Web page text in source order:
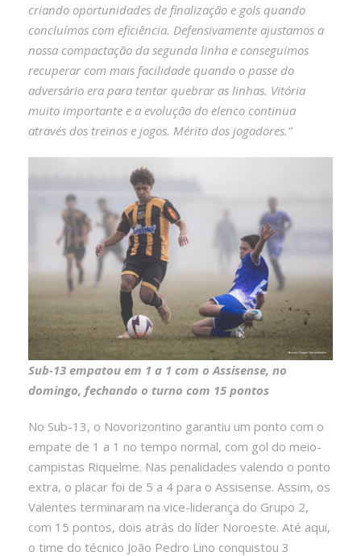
criando oportunidades de finalização e gols quando
concluímos com eficiência. Defensivamente ajustamos a
nossa compactação da segunda linha e conseguimos
recuperar com mais facilidade quando o passe do
adversário era para tentar quebrar as linhas. Vitória
muito importante e a evolução do elenco continua
através dos treinos e jogos. Mérito dos jogadores.”
Sub-13 empatou em 1 a 1 com o Assisense, no
domingo, fechando o turno com 15 pontos
No Sub-13, o Novorizontino garantiu um ponto com o
empate de 1 a 1 no tempo normal, com gol do meio-
campistas Riquelme. Nas penalidades valendo o ponto
extra, o placar foi de 5 a 4 para o Assisense. Assim, os
Valentes terminaram na vice-liderança do Grupo 2,
com 15 pontos, dois atrás do líder Noroeste. Até aqui,
o time do técnico João Pedro Lino conquistou 3